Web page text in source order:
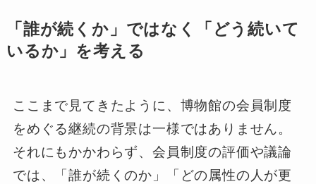
「誰が続くか」ではなく「どう続いて
いるか」を考える
ここまで見てきたように、博物館の会員制度
をめぐる継続の背景は一様ではありません。
それにもかかわらず、会員制度の評価や議論
では、「誰が続くのか」「どの属性の人が更